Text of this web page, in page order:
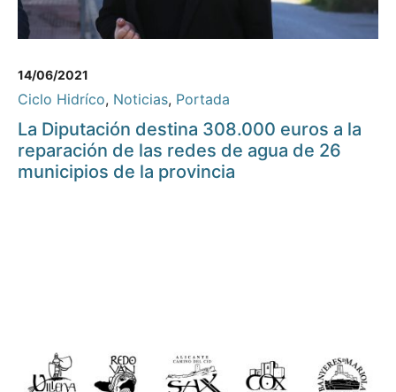
14/06/2021
Ciclo Hidríco, Noticias, Portada
La Diputación destina 308.000 euros a la
reparación de las redes de agua de 26
municipios de la provincia